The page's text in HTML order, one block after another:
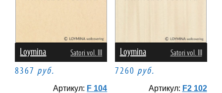
Loymina Satori vol. III
8367 руб.
Артикул: F 104
Loymina Satori vol. III
7260 руб.
Артикул: F2 102